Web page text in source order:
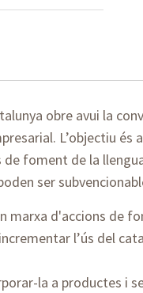
obre avui la
L’objectiu és
foment de la
ser
marxa d'accions de
l’ús del
la a productes i